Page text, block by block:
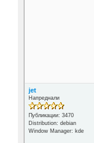
jet
Напреднали
Публикации: 3470
Distribution: debian
Window Manager: kde